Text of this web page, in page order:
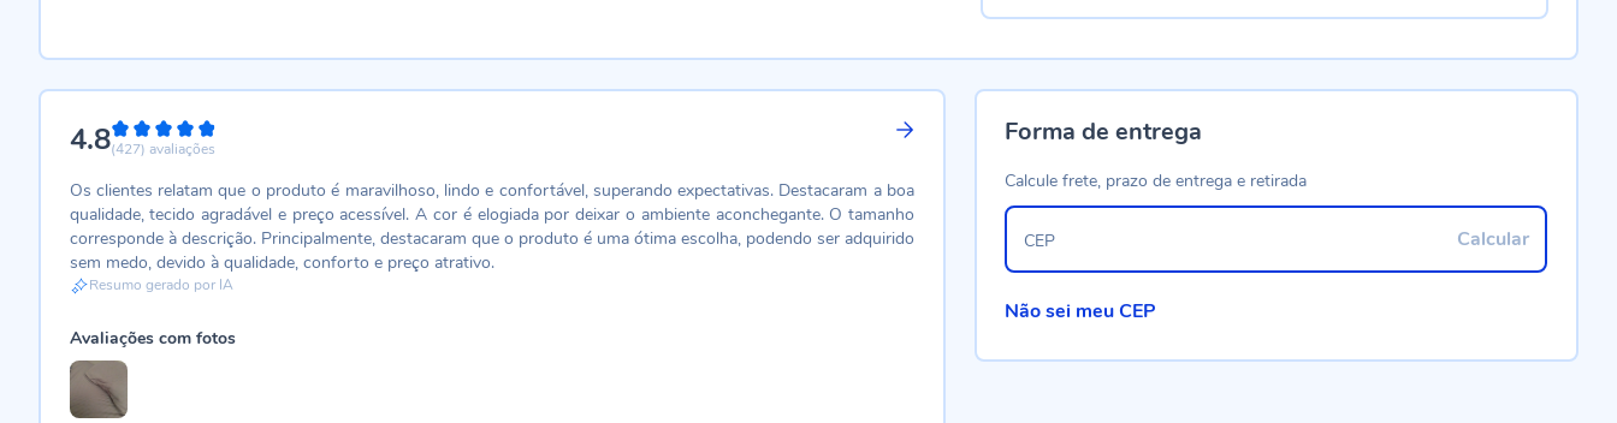
4.896%
(427) avaliações
Os clientes relatam que o produto é maravilhoso, lindo e confortável, superando expectativas. Destacaram a boa
qualidade, tecido agradável e preço acessível. A cor é elogiada por deixar o ambiente aconchegante. O tamanho
corresponde à descrição. Principalmente, destacaram que o produto é uma ótima escolha, podendo ser adquirido
sem medo, devido à qualidade, conforto e preço atrativo.
Resumo gerado por IA
Avaliações com fotos
Forma de entrega
Calcule frete, prazo de entrega e retirada
Calcular
CEP
Não sei meu CEP